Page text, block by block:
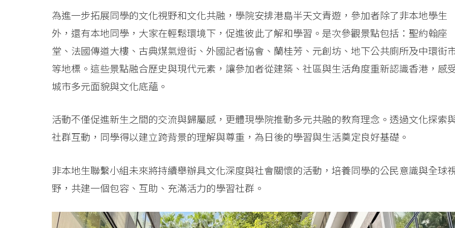
為進一步拓展同學的文化視野和文化共融，學院安排港島半天文青遊，參加者除了非本地學生
外，還有本地同學，大家在輕鬆環境下，促進彼此了解和學習。是次參觀景點包括：聖約翰座
堂、法國傳道大樓、古典煤氣燈街、外國記者協會、蘭桂芳、元創坊、地下公共廁所及中環街
等地標。這些景點融合歷史與現代元素，讓參加者從建築、社區與生活角度重新認識香港，感
城市多元面貌與文化底蘊。
活動不僅促進新生之間的交流與歸屬感，更體現學院推動多元共融的教育理念。透過文化探索
社群互動，同學得以建立跨背景的理解與尊重，為日後的學習與生活奠定良好基礎。
非本地生聯繫小組未來將持續舉辦具文化深度與社會關懷的活動，培養同學的公民意識與全球
野，共建一個包容、互助、充滿活力的學習社群。